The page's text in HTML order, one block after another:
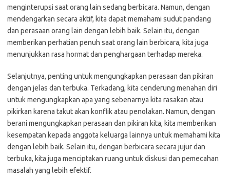
menginterupsi saat orang lain sedang berbicara. Namun, dengan
mendengarkan secara aktif, kita dapat memahami sudut pandang
dan perasaan orang lain dengan lebih baik. Selain itu, dengan
memberikan perhatian penuh saat orang lain berbicara, kita juga
menunjukkan rasa hormat dan penghargaan terhadap mereka.
Selanjutnya, penting untuk mengungkapkan perasaan dan pikiran
dengan jelas dan terbuka. Terkadang, kita cenderung menahan diri
untuk mengungkapkan apa yang sebenarnya kita rasakan atau
pikirkan karena takut akan konflik atau penolakan. Namun, dengan
berani mengungkapkan perasaan dan pikiran kita, kita memberikan
kesempatan kepada anggota keluarga lainnya untuk memahami kita
dengan lebih baik. Selain itu, dengan berbicara secara jujur dan
terbuka, kita juga menciptakan ruang untuk diskusi dan pemecahan
masalah yang lebih efektif.